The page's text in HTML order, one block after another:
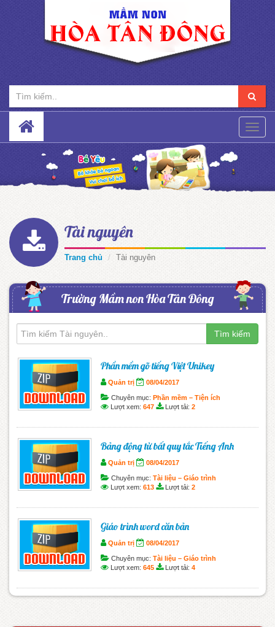
Toggle
Tài nguyên
Trang chủ Tài nguyên
Trường Mầm non Hòa Tân Đông
Tìm kiếm
Phần mềm gõ tiếng Việt Unikey
Quản trị 08/04/2017
Chuyên mục: Phần mềm – Tiện ích
Lượt xem: 647 Lượt tải: 2
Bảng động từ bất quy tắc Tiếng Anh
Quản trị 08/04/2017
Chuyên mục: Tài liệu – Giáo trình
Lượt xem: 613 Lượt tải: 2
Giáo trình word căn bản
Quản trị 08/04/2017
Chuyên mục: Tài liệu – Giáo trình
Lượt xem: 645 Lượt tải: 4